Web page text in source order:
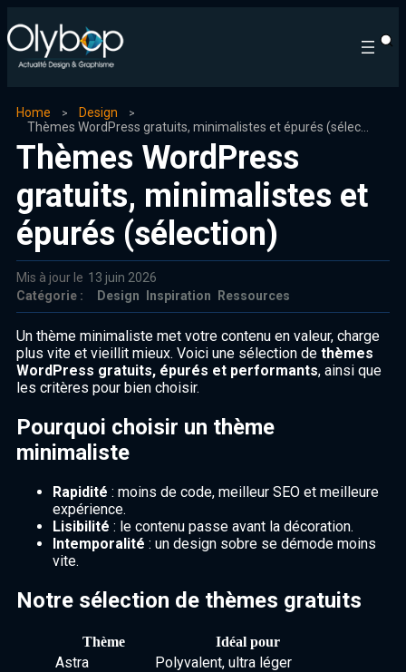
Home
Design
Thèmes WordPress
gratuits, minimalistes et
épurés (sélection)
Mis à jour le 13 juin 2026
Catégorie :
Design Inspiration Ressources
Un thème minimaliste met votre contenu en valeur, charge
plus vite et vieillit mieux. Voici une sélection de thèmes
WordPress gratuits, épurés et performants, ainsi que
les critères pour bien choisir.
Pourquoi choisir un thème
minimaliste
Rapidité : moins de code, meilleur SEO et meilleure
expérience.
Lisibilité : le contenu passe avant la décoration.
Intemporalité : un design sobre se démode moins
vite.
Notre sélection de thèmes gratuits
Thème Idéal pour
Astra
Polyvalent, ultra léger